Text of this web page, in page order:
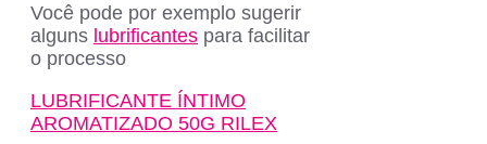
Você pode por exemplo sugerir
alguns lubrificantes para facilitar
o processo
LUBRIFICANTE ÍNTIMO
AROMATIZADO 50G RILEX